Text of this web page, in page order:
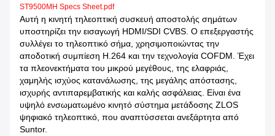
ST9500MH Specs Sheet.pdf
Αυτή η κινητή τηλεοπτική συσκευή αποστολής σημάτων
υποστηρίζει την εισαγωγή HDMI/SDI CVBS. Ο επεξεργαστής
συλλέγει το τηλεοπτικό σήμα, χρησιμοποιώντας την
αποδοτική συμπίεση H.264 και την τεχνολογία COFDM. Έχει
τα πλεονεκτήματα του μικρού μεγέθους, της ελαφριάς,
χαμηλής ισχύος κατανάλωσης, της μεγάλης απόστασης,
ισχυρής αντιπαρεμβατικής και καλής ασφάλειας. Είναι ένα
υψηλό ενσωματωμένο κινητό σύστημα μετάδοσης ZLOS
ψηφιακό τηλεοπτικό, που αναπτύσσεται ανεξάρτητα από
Suntor.